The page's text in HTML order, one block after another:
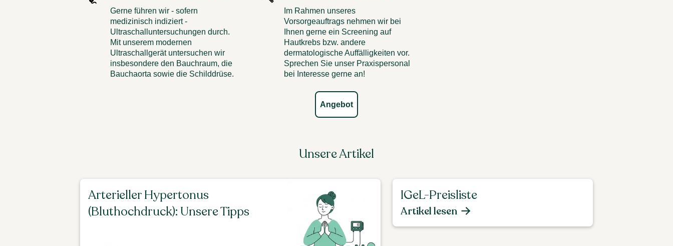
Gerne führen wir - sofern
medizinisch indiziert -
Ultraschalluntersuchungen durch.
Mit unserem modernen
Ultraschallgerät untersuchen wir
insbesondere den Bauchraum, die
Bauchaorta sowie die Schilddrüse.
Im Rahmen unseres
Vorsorgeauftrags nehmen wir bei
Ihnen gerne ein Screening auf
Hautkrebs bzw. andere
dermatologische Auffälligkeiten vor.
Sprechen Sie unser Praxispersonal
bei Interesse gerne an!
Angebot
Unsere Artikel
Arterieller Hypertonus
(Bluthochdruck): Unsere Tipps
IGeL-Preisliste
Artikel lesen